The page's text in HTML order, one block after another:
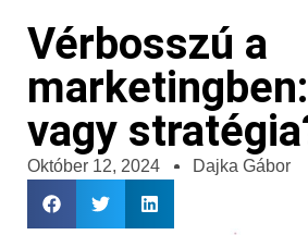
Vérbosszú a
vagy
Október 12, 2024 Dajka Gábor